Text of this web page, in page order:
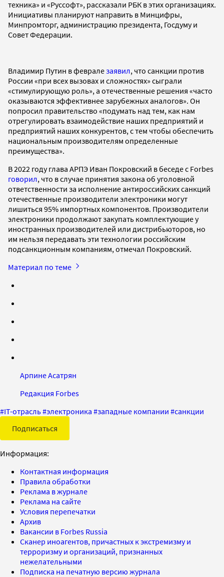
техника» и «Руссофт», рассказали РБК в этих организациях.
Инициативы планируют направить в Минцифры,
Минпромторг, администрацию президента, Госдуму и
Совет Федерации.
Владимир Путин в февралезаявил, что санкции против
России «при всех вызовах и сложностях» сыграли
«стимулирующую роль», а отечественные решения «часто
оказываются эффективнее зарубежных аналогов». Он
попросил правительство «подумать над тем, как нам
отрегулировать взаимодействие наших предприятий и
предприятий наших конкурентов, с тем чтобы обеспечить
национальным производителям определенные
преимущества».
В 2022 году глава АРПЭ Иван Покровский в беседе с Forbes
говорил, что в случае принятия закона об уголовной
ответственности за исполнение антироссийских санкций
отечественные производители электроники могут
лишиться 95% импортных компонентов. Производители
электроники продолжают закупать комплектующие у
иностранных производителей или дистрибьюторов, но
им нельзя передавать эти технологии российским
подсанкционным компаниям, отмечал Покровский.
Материал по теме
Арпине Асатрян
Редакция Forbes
#IT-отрасль#электроника #западные компании #санкции
Подписаться
Информация:
Контактная информация
Правила обработки
Реклама в журнале
Реклама на сайте
Условия перепечатки
Архив
Вакансии в Forbes Russia
Сканер иноагентов, причастных к экстремизму и
терроризму и организаций, признанных
нежелательными
Подписка на печатную версию журнала